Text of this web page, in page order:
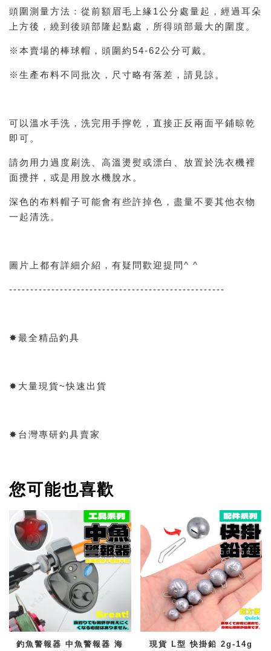
頭圍測量方法：從前額眉毛上緣1公分處量起，經過耳朵
上方後，繞到後頭部隆起點處，所得頭部最大的圍度。
※本賣場的棒球帽，頭圍約54-62公分可戴。
※生產布料不同批次，尺寸略有落差，請見諒。
可以溫水手洗，洗完用手擰乾，直接正反兩面平鋪晾乾
即可。
請勿用力過度刷洗、高溫燙熨或漂白、放置於洗衣機裡
面攪拌，或是用脫水機脫水。
深色的布料帽子可能會有些許掉色，盡量不要其他衣物
一起清洗。
圖片上都有詳細介紹，有疑問歡迎提問^ ^
---------------------------------------------------
✸最全精品釣具
✸大量現貨~快速出貨
✸台灣專研釣具賣家
您可能也喜歡
釣魚警報器 中魚警報器 海
現貨 L型 快掛鉛 2g-14g